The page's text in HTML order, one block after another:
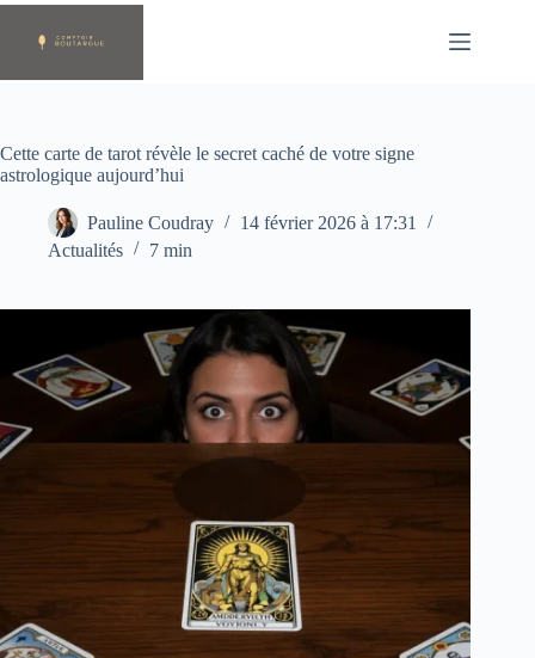
Passer
contenu
Cette carte de tarot révèle le secret caché de votre signe
astrologique aujourd’hui
Pauline Coudray
14 février 2026 à 17:31
Actualités
7 min